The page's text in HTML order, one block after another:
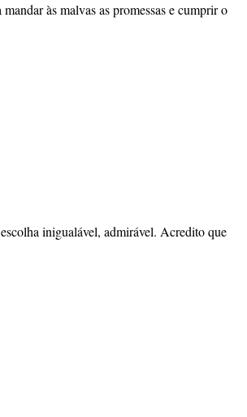
às malvas as promessas e cumprir o
inigualável, admirável. Acredito que